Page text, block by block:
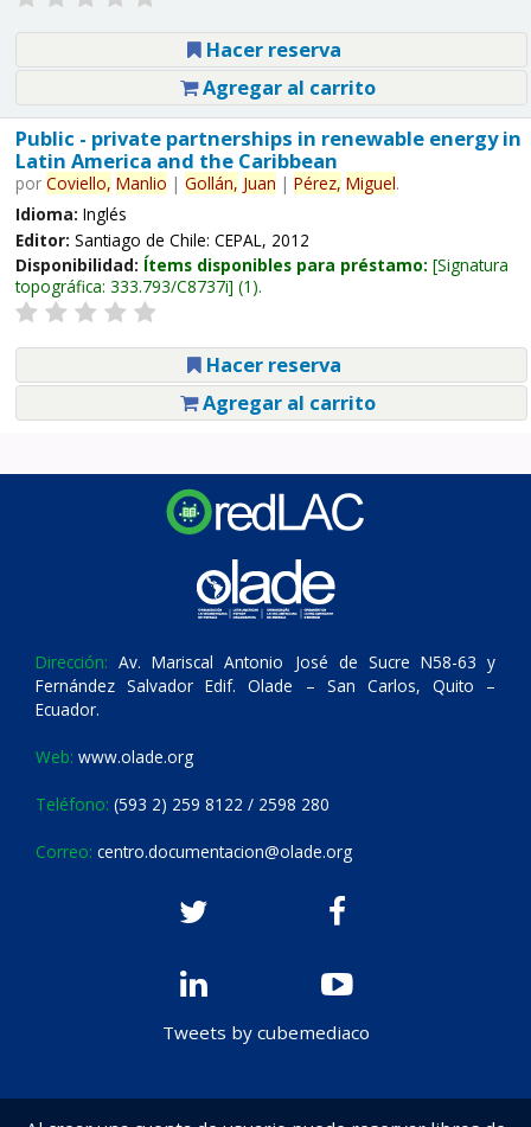
Hacer reserva
Agregar al carrito
Public - private partnerships in renewable energy in
Latin America and the Caribbean
por Coviello, Manlio | Gollán, Juan | Pérez, Miguel.
Idioma: Inglés
Editor: Santiago de Chile: CEPAL, 2012
Disponibilidad: Ítems disponibles para préstamo: Signatura
topográfica: 333.793/C8737i (1).
Hacer reserva
Agregar al carrito
Dirección: Av. Mariscal Antonio José de Sucre N58-63 y
Fernández Salvador Edif. Olade – San Carlos, Quito –
Ecuador.
Web: www.olade.org
Teléfono: (593 2) 259 8122 / 2598 280
Correo: centro.documentacion@olade.org
Tweets by cubemediaco